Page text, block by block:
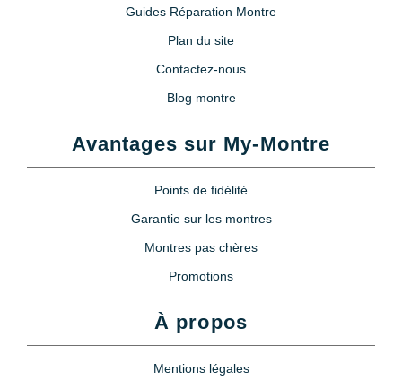
Guides Réparation Montre
Plan du site
Contactez-nous
Blog montre
Avantages sur My-Montre
Points de fidélité
Garantie sur les montres
Montres pas chères
Promotions
À propos
Mentions légales